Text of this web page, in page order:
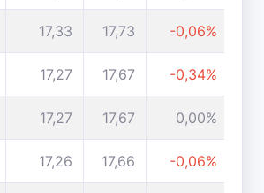
17,33 17,73 -0,06%
17,27 17,67 -0,34%
17,27 17,67 0,00%
17,26 17,66 -0,06%